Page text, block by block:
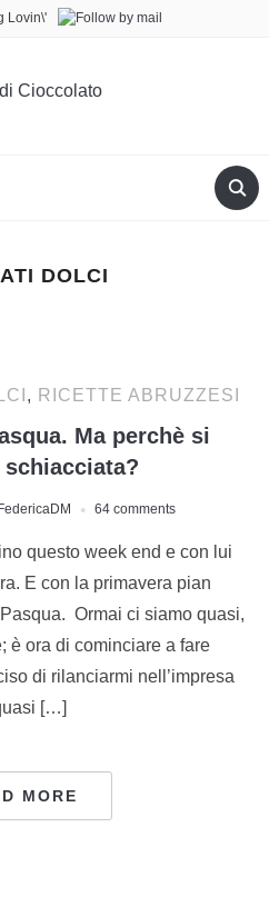
DOLCI
, RICETTE ABRUZZESI
Ma perchè si
FedericaDM 64 comments
questo week end e con lui
E con la primavera pian
Ormai ci siamo quasi,
è ora di cominciare a fare
di rilanciarmi nell’impresa
[…]
MORE